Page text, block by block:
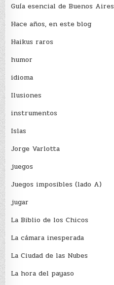
Guía esencial de Buenos Aires
Hace años, en este blog
Haikus raros
humor
idioma
Ilusiones
instrumentos
Islas
Jorge Varlotta
juegos
Juegos imposibles (lado A)
jugar
La Biblio de los Chicos
La cámara inesperada
La Ciudad de las Nubes
La hora del payaso